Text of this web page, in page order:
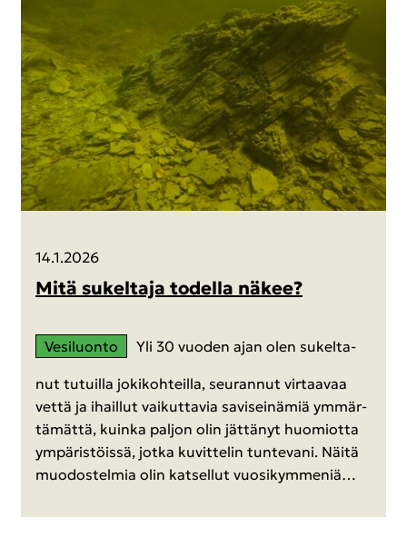
14.1.2026
Mitä su­kel­ta­ja to­del­la näkee?
Ve­si­luon­to Yli 30 vuo­den ajan olen su­kel­ta­
nut tu­tuil­la jo­ki­koh­teil­la, seu­ran­nut vir­taa­vaa
vettä ja ihail­lut vai­kut­ta­via sa­vi­sei­nä­miä ym­mär­
tä­mät­tä, kuin­ka pal­jon olin jät­tä­nyt huo­miot­ta
ym­pä­ris­töis­sä, jotka ku­vit­te­lin tun­te­va­ni. Näitä
muo­dos­tel­mia olin kat­sel­lut vuo­si­kym­me­niä…